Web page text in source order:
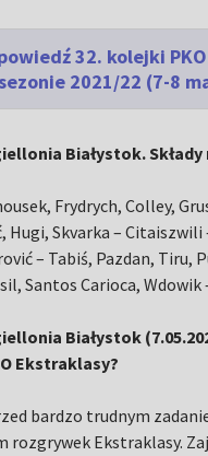
32. kolejki PKO
2021/22 (7-8
Białystok. Składy
Frydrych, Colley,
Skvarka – Citaiszwili
– Tabiś, Pazdan, Tiru,
Santos Carioca, Wdowik
Białystok
Ekstraklasy?
bardzo trudnym
rozgrywek Ekstraklasy.